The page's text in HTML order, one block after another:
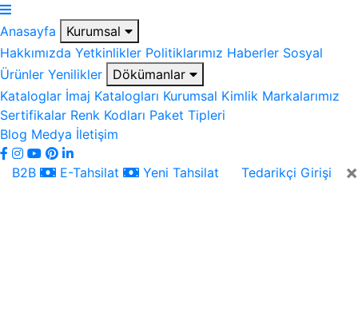
Anasayfa
Kurumsal
Hakkımızda Yetkinlikler Politiklarımız Haberler Sosyal
Ürünler Yenilikler
Dökümanlar
Kataloglar İmaj Katalogları Kurumsal Kimlik Markalarımız
Sertifikalar Renk Kodları Paket Tipleri
Blog Medya İletişim
×
B2B E-Tahsilat Yeni Tahsilat Tedarikçi Girişi